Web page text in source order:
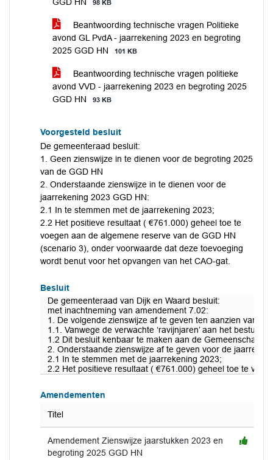
98 KB
Beantwoording technische vragen Politieke
avond GL PvdA - jaarrekening 2023 en begroting
2025 GGD HN
101 KB
Beantwoording technische vragen politieke
avond VVD - jaarrekening 2023 en begroting 2025
GGD HN
93 KB
Voorgesteld besluit
De gemeenteraad besluit:
1. Geen zienswijze in te dienen voor de begroting 2025
van de GGD HN
2. Onderstaande zienswijze in te dienen voor de
jaarrekening 2023 GGD HN:
2.1 In te stemmen met de jaarrekening 2023;
2.2 Het positieve resultaat ( €761.000) geheel toe te
voegen aan de algemene reserve van de GGD HN
(scenario 3), onder voorwaarde dat deze toevoeging
wordt benut voor het opvangen van het CAO-gat.
Besluit
De gemeenteraad van Dijk en Waard besluit:
met inachtneming van amendement 7.02:
1. De volgende zienswijze af te geven ten aanzien van
1.1. Vanwege de verwachte ‘ravijnjaren’ aan het
1.2 Dit besluit kenbaar te maken aan de
2. Onderstaande zienswijze af te geven voor de
2.1 In te stemmen met de jaarrekening 2023;
2.2 Het positieve resultaat ( €761.000) geheel toe te
Amendementen
Titel
Amendement Zienswijze jaarstukken 2023 en
begroting 2025 GGD HN